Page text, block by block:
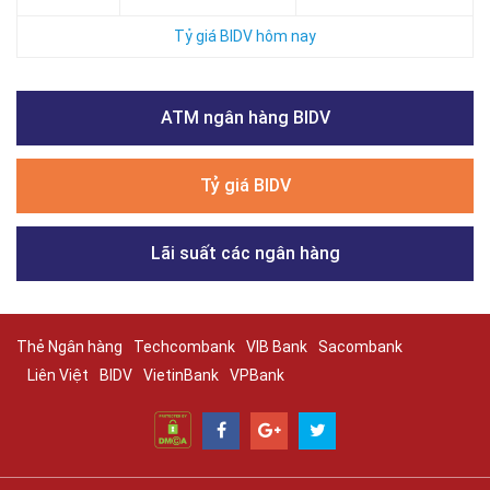
Tỷ giá BIDV hôm nay
ATM ngân hàng BIDV
Tỷ giá BIDV
Lãi suất các ngân hàng
Thẻ Ngân hàng Techcombank VIB Bank
Sacombank
Liên Việt
BIDV VietinBank VPBank